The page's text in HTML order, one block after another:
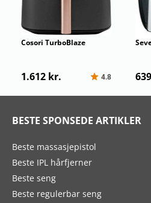
Cosori TurboBlaze
1.612 kr. 4.8
BESTE SPONSEDE ARTIKLER
Beste massasjepistol
Beste IPL hårfjerner
Beste seng
Beste regulerbar seng